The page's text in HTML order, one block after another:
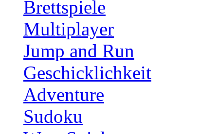
Brettspiele
Multiplayer
Jump and Run
Geschicklichkeit
Adventure
Sudoku